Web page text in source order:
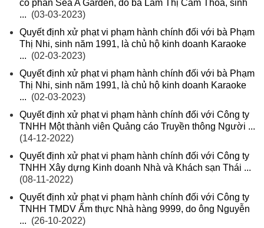
cổ phần Sea A Garden, do bà Lâm Thị Cẩm Thoa, sinh
... (03-03-2023)
Quyết định xử phạt vi phạm hành chính đối với bà Phạm
Thị Nhi, sinh năm 1991, là chủ hộ kinh doanh Karaoke
... (02-03-2023)
Quyết định xử phạt vi phạm hành chính đối với bà Phạm
Thị Nhi, sinh năm 1991, là chủ hộ kinh doanh Karaoke
... (02-03-2023)
Quyết định xử phạt vi phạm hành chính đối với Công ty
TNHH Một thành viên Quảng cáo Truyền thông Người ...
(14-12-2022)
Quyết định xử phạt vi phạm hành chính đối với Công ty
TNHH Xây dựng Kinh doanh Nhà và Khách sạn Thái ...
(08-11-2022)
Quyết định xử phạt vi phạm hành chính đối với Công ty
TNHH TMDV Ẩm thực Nhà hàng 9999, do ông Nguyễn
... (26-10-2022)